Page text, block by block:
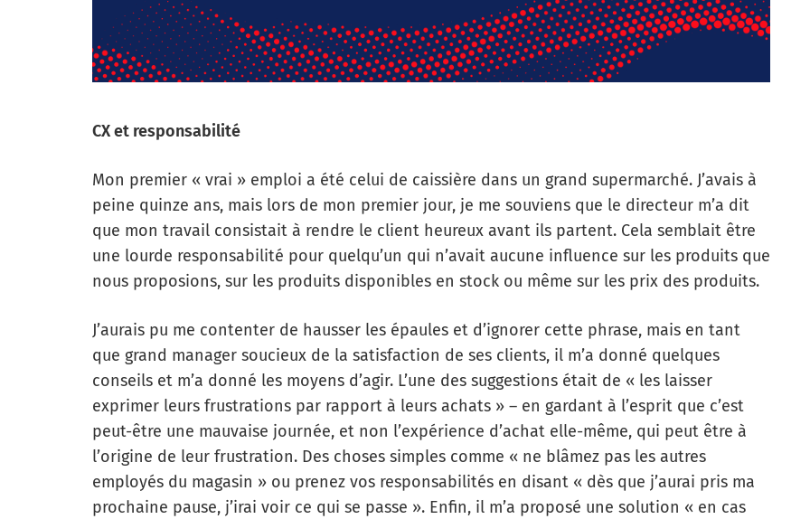
CX et responsabilité
Mon premier « vrai » emploi a été celui de caissière dans un grand supermarché. J’avais à
peine quinze ans, mais lors de mon premier jour, je me souviens que le directeur m’a dit
que mon travail consistait à rendre le client heureux avant ils partent. Cela semblait être
une lourde responsabilité pour quelqu’un qui n’avait aucune influence sur les produits que
nous proposions, sur les produits disponibles en stock ou même sur les prix des produits.
J’aurais pu me contenter de hausser les épaules et d’ignorer cette phrase, mais en tant
que grand manager soucieux de la satisfaction de ses clients, il m’a donné quelques
conseils et m’a donné les moyens d’agir. L’une des suggestions était de « les laisser
exprimer leurs frustrations par rapport à leurs achats » – en gardant à l’esprit que c’est
peut-être une mauvaise journée, et non l’expérience d’achat elle-même, qui peut être à
l’origine de leur frustration. Des choses simples comme « ne blâmez pas les autres
employés du magasin » ou prenez vos responsabilités en disant « dès que j’aurai pris ma
prochaine pause, j’irai voir ce qui se passe ». Enfin, il m’a proposé une solution « en cas